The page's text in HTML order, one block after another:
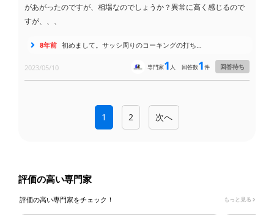
があがったのですが、相場なのでしょうか？異常に高く感じるので
すが、、、
8年前 初めまして。サッシ周りのコーキングの打ち…
2023/05/10 回答待ち
回答数1件
専門家1 人
1 2 次へ
評価の高い専門家
評価の高い専門家をチェック！ もっと見る